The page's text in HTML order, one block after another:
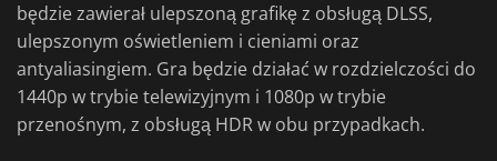
będzie zawierał ulepszoną grafikę z obsługą DLSS,
ulepszonym oświetleniem i cieniami oraz
antyaliasingiem. Gra będzie działać w rozdzielczości do
1440p w trybie telewizyjnym i 1080p w trybie
przenośnym, z obsługą HDR w obu przypadkach.